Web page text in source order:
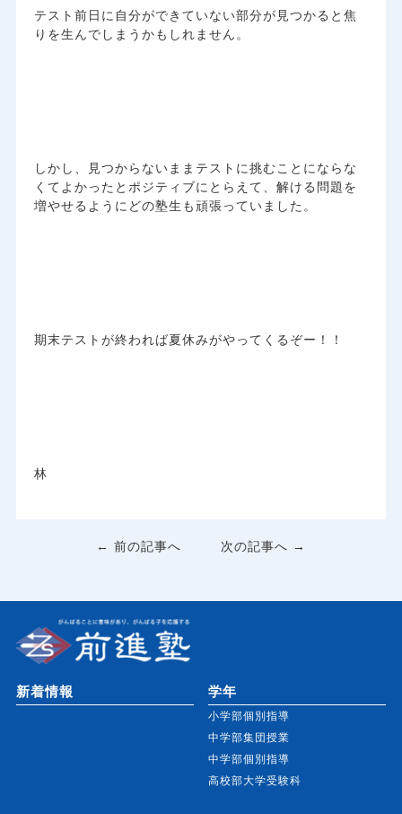
テスト前日に自分ができていない部分が見つかると焦
りを生んでしまうかもしれません。
しかし、見つからないままテストに挑むことにならな
くてよかったとポジティブにとらえて、解ける問題を
増やせるようにどの塾生も頑張っていました。
期末テストが終われば夏休みがやってくるぞー！！
林
← 前の記事へ 次の記事へ →
新着情報 学年
小学部個別指導
中学部集団授業
中学部個別指導
高校部大学受験科